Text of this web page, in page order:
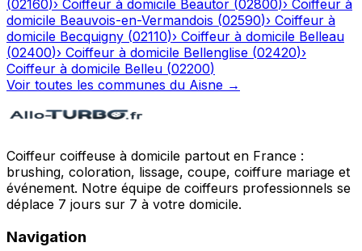
(02160)› Coiffeur à domicile Beautor (02800)› Coiffeur à
domicile Beauvois-en-Vermandois (02590)› Coiffeur à
domicile Becquigny (02110)› Coiffeur à domicile Belleau
(02400)› Coiffeur à domicile Bellenglise (02420)›
Coiffeur à domicile Belleu (02200)
Voir toutes les communes du Aisne →
Coiffeur coiffeuse à domicile partout en France :
brushing, coloration, lissage, coupe, coiffure mariage et
événement. Notre équipe de coiffeurs professionnels se
déplace 7 jours sur 7 à votre domicile.
Navigation